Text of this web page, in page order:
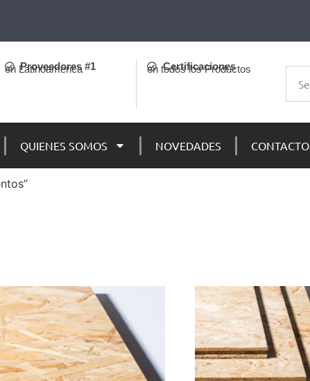
Proveedores #1
en Latinoamerica Certificaciones
en todos los Productos
QUIENES SOMOS NOVEDADES CONTACTO